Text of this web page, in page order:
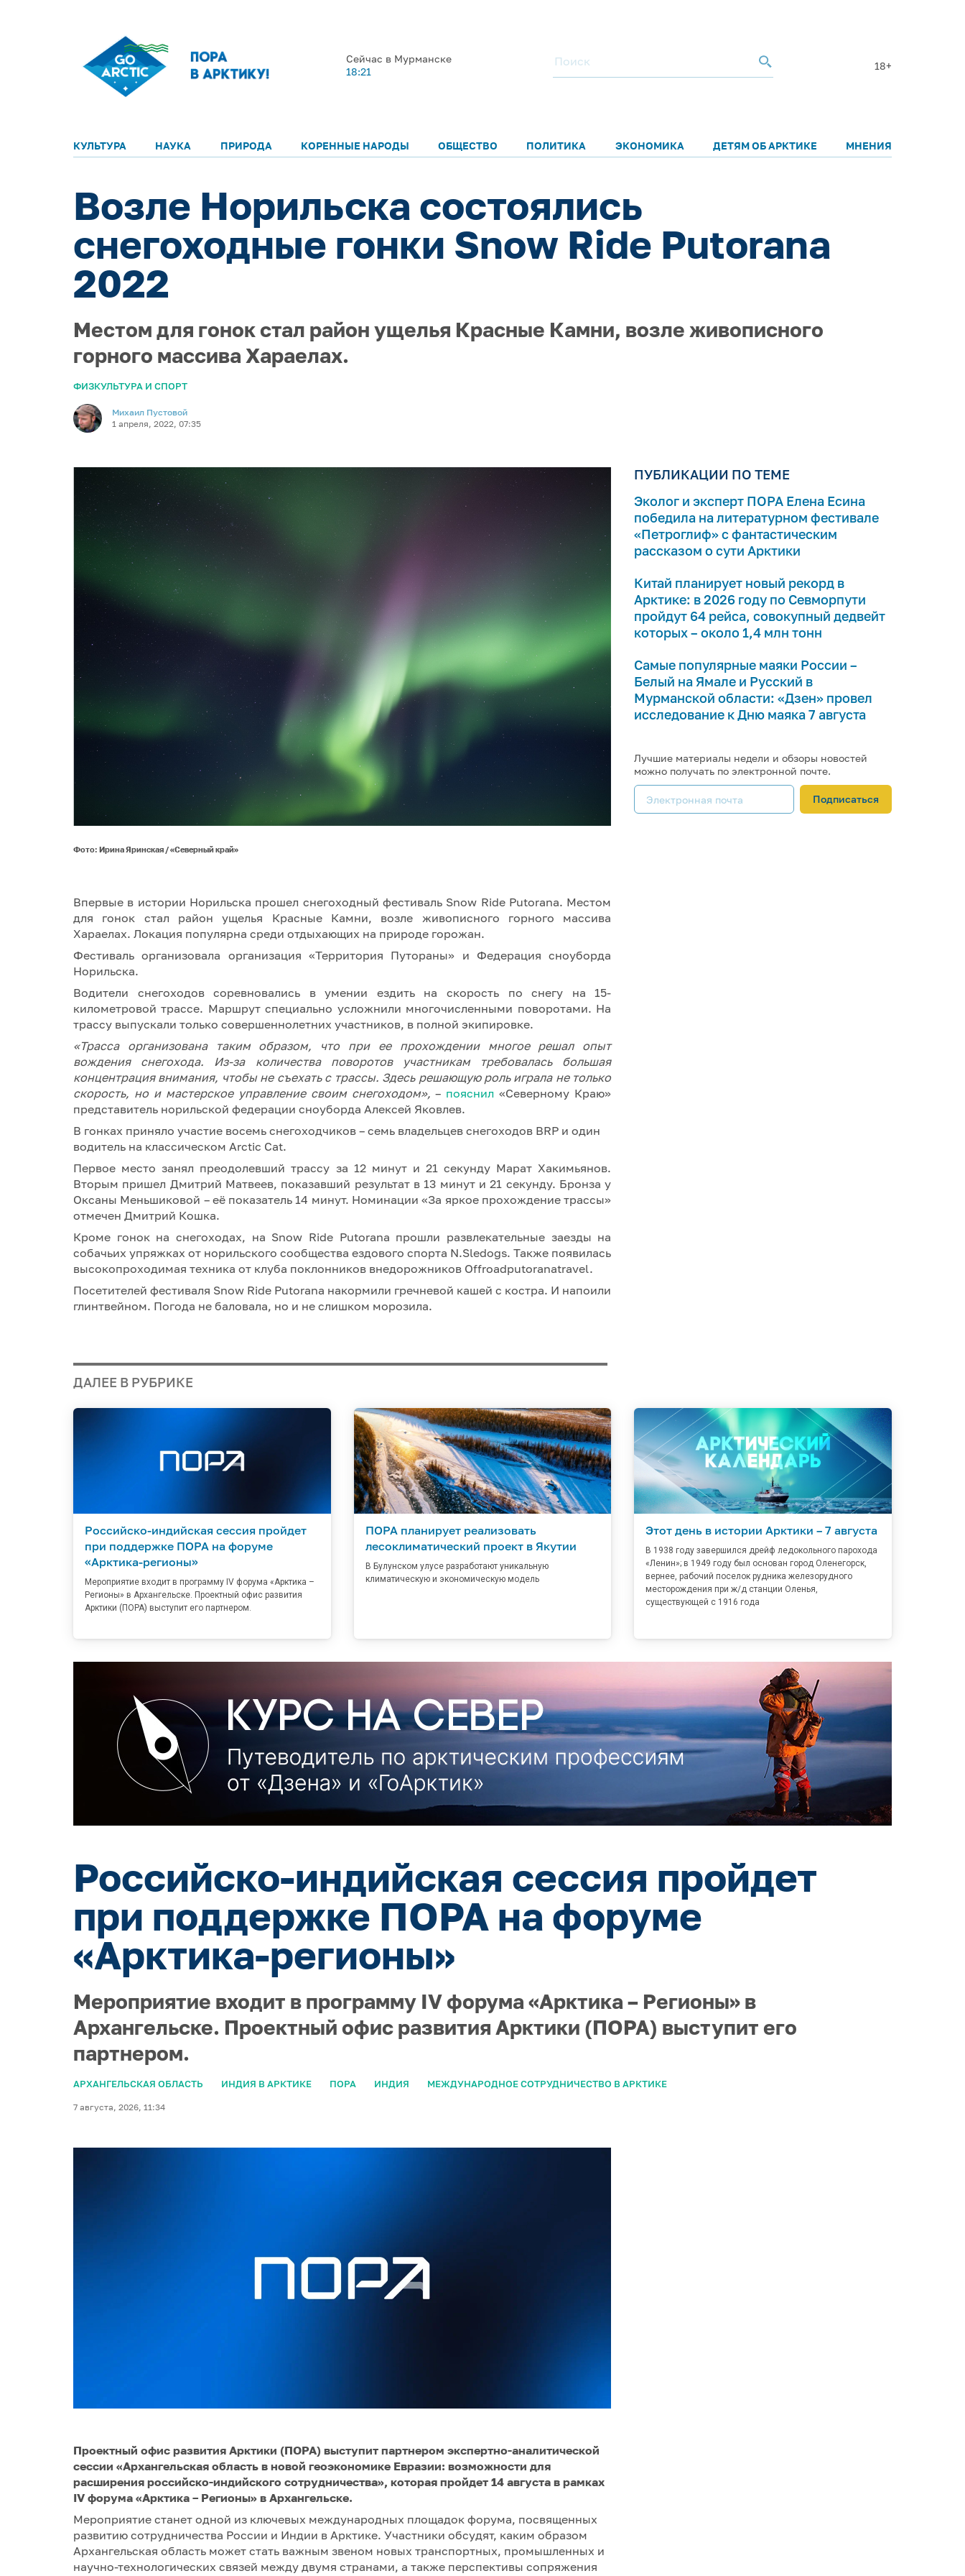
Сейчас в Мурманске
18:21
18+
КУЛЬТУРА НАУКА ПРИРОДА КОРЕННЫЕ НАРОДЫ ОБЩЕСТВО ПОЛИТИКА ЭКОНОМИКА ДЕТЯМ ОБ АРКТИКЕ МНЕНИЯ
Возле Норильска состоялись
снегоходные гонки Snow Ride Putorana
2022
Местом для гонок стал район ущелья Красные Камни, возле живописного
горного массива Хараелах.
ФИЗКУЛЬТУРА И СПОРТ
Михаил Пустовой
1 апреля, 2022, 07:35
Фото: Ирина Яринская / «Северный край»
Впервые в истории Норильска прошел снегоходный фестиваль Snow Ride Putorana. Местом
для гонок стал район ущелья Красные Камни, возле живописного горного массива
Хараелах. Локация популярна среди отдыхающих на природе горожан.
Фестиваль организовала организация «Территория Путораны» и Федерация сноуборда
Норильска.
Водители снегоходов соревновались в умении ездить на скорость по снегу на 15-
километровой трассе. Маршрут специально усложнили многочисленными поворотами. На
трассу выпускали только совершеннолетних участников, в полной экипировке.
«Трасса организована таким образом, что при ее прохождении многое решал опыт
вождения снегохода. Из-за количества поворотов участникам требовалась большая
концентрация внимания, чтобы не съехать с трассы. Здесь решающую роль играла не только
скорость, но и мастерское управление своим снегоходом»,– пояснил «Северному Краю»
представитель норильской федерации сноуборда Алексей Яковлев.
В гонках приняло участие восемь снегоходчиков – семь владельцев снегоходов BRP и один
водитель на классическом Arctic Cat.
Первое место занял преодолевший трассу за 12 минут и 21 секунду Марат Хакимьянов.
Вторым пришел Дмитрий Матвеев, показавший результат в 13 минут и 21 секунду. Бронза у
Оксаны Меньшиковой – её показатель 14 минут. Номинации «За яркое прохождение трассы»
отмечен Дмитрий Кошка.
Кроме гонок на снегоходах, на Snow Ride Putorana прошли развлекательные заезды на
собачьих упряжках от норильского сообщества ездового спорта N.Sledogs. Также появилась
высокопроходимая техника от клуба поклонников внедорожников Offroadputoranatravel.
Посетителей фестиваля Snow Ride Putorana накормили гречневой кашей с костра. И напоили
глинтвейном. Погода не баловала, но и не слишком морозила.
ПУБЛИКАЦИИ ПО ТЕМЕ
Эколог и эксперт ПОРА Елена Есина
победила на литературном фестивале
«Петроглиф» с фантастическим
рассказом о сути Арктики
Китай планирует новый рекорд в
Арктике: в 2026 году по Севморпути
пройдут 64 рейса, совокупный дедвейт
которых – около 1,4 млн тонн
Самые популярные маяки России –
Белый на Ямале и Русский в
Мурманской области: «Дзен» провел
исследование к Дню маяка 7 августа
Лучшие материалы недели и обзоры новостей
можно получать по электронной почте.
Подписаться
ДАЛЕЕ В РУБРИКЕ
Российско-индийская сессия пройдет
при поддержке ПОРА на форуме
«Арктика-регионы»
Мероприятие входит в программу IV форума «Арктика –
Регионы» в Архангельске. Проектный офис развития
Арктики (ПОРА) выступит его партнером.
ПОРА планирует реализовать
лесоклиматический проект в Якутии
В Булунском улусе разработают уникальную
климатическую и экономическую модель
Этот день в истории Арктики – 7 августа
В 1938 году завершился дрейф ледокольного парохода
«Ленин»; в 1949 году был основан город Оленегорск,
вернее, рабочий поселок рудника железорудного
месторождения при ж/д станции Оленья,
существующей с 1916 года
Российско-индийская сессия пройдет
при поддержке ПОРА на форуме
«Арктика-регионы»
Мероприятие входит в программу IV форума «Арктика – Регионы» в
Архангельске. Проектный офис развития Арктики (ПОРА) выступит его
партнером.
АРХАНГЕЛЬСКАЯ ОБЛАСТЬ ИНДИЯ В АРКТИКЕ ПОРА ИНДИЯ МЕЖДУНАРОДНОЕ СОТРУДНИЧЕСТВО В АРКТИКЕ
7 августа, 2026, 11:34
Проектный офис развития Арктики (ПОРА) выступит партнером экспертно-аналитической
сессии «Архангельская область в новой геоэкономике Евразии: возможности для
расширения российско-индийского сотрудничества», которая пройдет 14 августа в рамках
IV форума «Арктика – Регионы» в Архангельске.
Мероприятие станет одной из ключевых международных площадок форума, посвященных
развитию сотрудничества России и Индии в Арктике. Участники обсудят, каким образом
Архангельская область может стать важным звеном новых транспортных, промышленных и
научно-технологических связей между двумя странами, а также перспективы сопряжения